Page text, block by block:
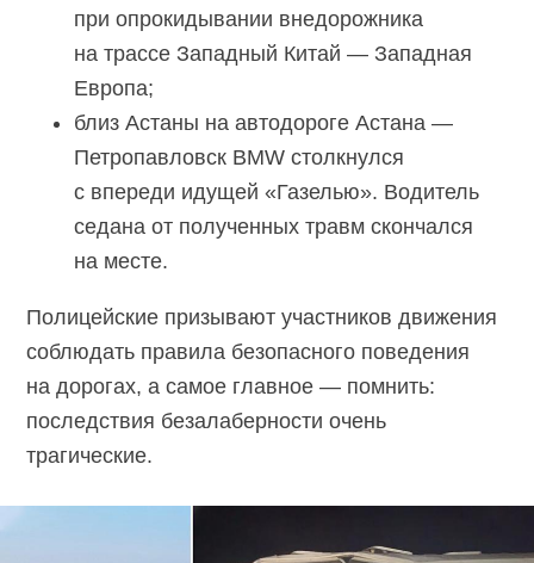
при опрокидывании внедорожника
на трассе Западный Китай — Западная
Европа;
близ Астаны на автодороге Астана —
Петропавловск ВМW столкнулся
с впереди идущей «Газелью». Водитель
седана от полученных травм скончался
на месте.
Полицейские призывают участников движения
соблюдать правила безопасного поведения
на дорогах, а самое главное — помнить:
последствия безалаберности очень
трагические.